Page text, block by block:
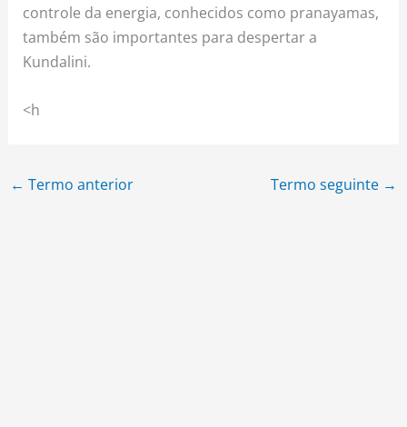
controle da energia, conhecidos como pranayamas,
também são importantes para despertar a
Kundalini.
<h
← Termo anterior Termo seguinte →